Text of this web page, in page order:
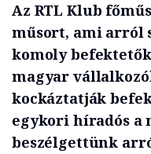
Az RTL Klub
műsort, ami arról
komoly
magyar
kockáztatják
egykori híradós a
beszélgettünk